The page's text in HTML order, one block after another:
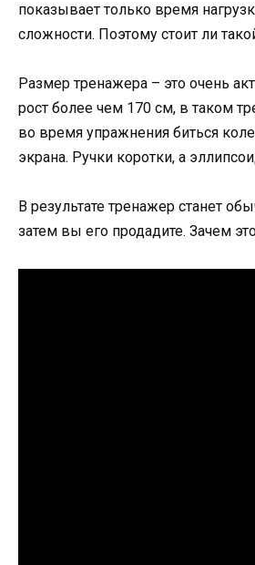
показывает только время
сложности. Поэтому стоит ли
Размер тренажера – это очень
рост более чем 170 см, в таком
во время упражнения биться
экрана. Ручки коротки, а
В результате тренажер станет
затем вы его продадите. Зачем